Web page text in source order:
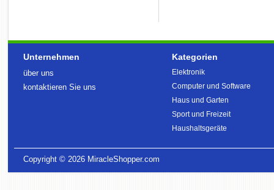
Unternehmen
über uns
kontaktieren Sie uns
Kategorien
Elektronik
Computer und Software
Haus und Garten
Sport und Freizeit
Haushaltsgeräte
Copyright © 2026 MiracleShopper.com